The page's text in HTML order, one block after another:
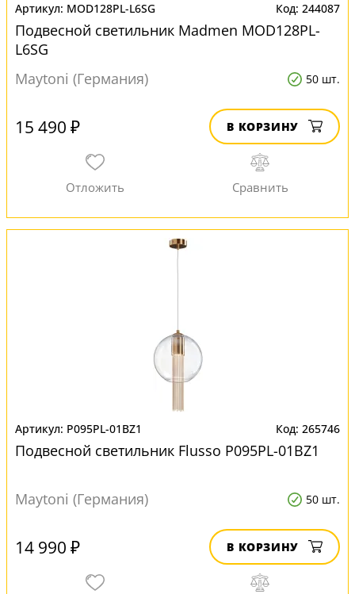
MOD128PL-L6SG 244087
Подвесной светильник Madmen MOD128PL-
L6SG
Maytoni (Германия)
50 шт.
15 490 ₽ В КОРЗИНУ
P095PL-01BZ1 265746
Подвесной светильник Flusso P095PL-01BZ1
Maytoni (Германия) 50 шт.
14 990 ₽ В КОРЗИНУ